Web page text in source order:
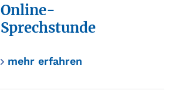
Online-
Sprechstunde
mehr erfahren